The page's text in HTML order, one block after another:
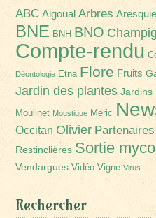
ABC Aigoual Arbres
BNE BNH BNO
Compte-rendu
Déontologie Etna Flore Fruits
Jardin des plantes Jardins
Moulinet Moustique Méric
Occitan Olivier Partenaires
Restinclières Sortie
Vendargues Vidéo Vigne Virus
Rechercher